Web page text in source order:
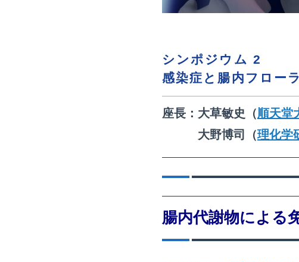
シンポジウム 2
感染症と腸内フロー
座長： 大草敏史 （順天堂
大野博司
（理化学
腸内代謝物による